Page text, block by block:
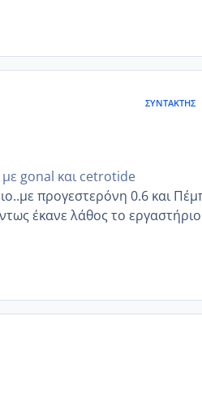
ΣΥΝΤΆΚΤΗΣ
gonal και cetrotide
προγεστερόνη 0.6 και
έκανε λάθος το